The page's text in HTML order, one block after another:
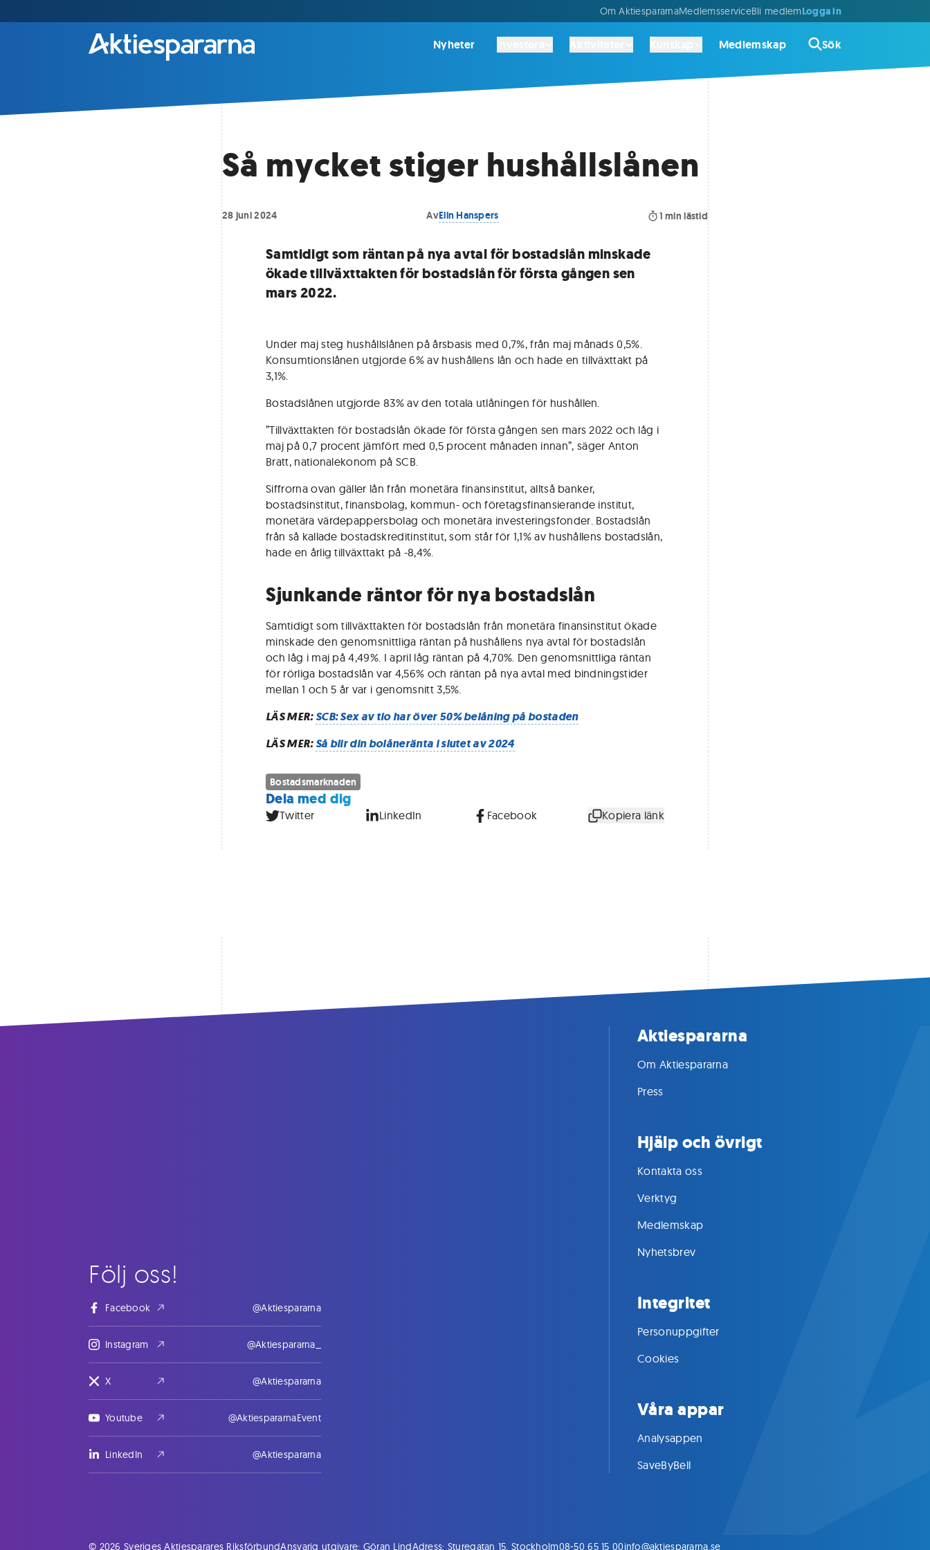
Om AktiespararnaMedlemsserviceBli medlemLogga in
Nyheter Medlemskap Sök
Så mycket stiger hushållslånen
28 juni 2024 AvElin Hanspers 1 min lästid
Samtidigt som räntan på nya avtal för bostadslån minskade
ökade tillväxttakten för bostadslån för första gången sen
mars 2022.
Under maj steg hushållslånen på årsbasis med 0,7%, från maj månads 0,5%.
Konsumtionslånen utgjorde 6% av hushållens lån och hade en tillväxttakt på
3,1%.
Bostadslånen utgjorde 83% av den totala utlåningen för hushållen.
”Tillväxttakten för bostadslån ökade för första gången sen mars 2022 och låg i
maj på 0,7 procent jämfört med 0,5 procent månaden innan”, säger Anton
Bratt, nationalekonom på SCB.
Siffrorna ovan gäller lån från monetära finansinstitut, alltså banker,
bostadsinstitut, finansbolag, kommun- och företagsfinansierande institut,
monetära värdepappersbolag och monetära investeringsfonder. Bostadslån
från så kallade bostadskreditinstitut, som står för 1,1% av hushållens bostadslån,
hade en årlig tillväxttakt på -8,4%.
Sjunkande räntor för nya bostadslån
Samtidigt som tillväxttakten för bostadslån från monetära finansinstitut ökade
minskade den genomsnittliga räntan på hushållens nya avtal för bostadslån
och låg i maj på 4,49%. I april låg räntan på 4,70%. Den genomsnittliga räntan
för rörliga bostadslån var 4,56% och räntan på nya avtal med bindningstider
mellan 1 och 5 år var i genomsnitt 3,5%.
LÄS MER:SCB: Sex av tio har över 50% belåning på bostaden
LÄS MER:Så blir din bolåneränta i slutet av 2024
Bostadsmarknaden
Dela med dig
Twitter LinkedIn Facebook Kopiera länk
Följ oss!
Facebook @Aktiespararna
Instagram @Aktiespararna_
X @Aktiespararna
Youtube @AktiespararnaEvent
LinkedIn @Aktiespararna
Aktiespararna
Om Aktiespararna
Press
Hjälp och övrigt
Kontakta oss
Verktyg
Medlemskap
Nyhetsbrev
Integritet
Personuppgifter
Cookies
Våra appar
Analysappen
SaveByBell
© 2026 Sveriges Aktiesparares RiksförbundAnsvarig utgivare: Göran LindAdress: Sturegatan 15, Stockholm08-50 65 15 00info@aktiespararna.se